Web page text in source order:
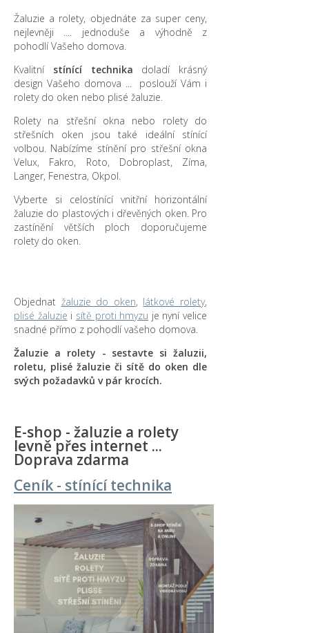
Žaluzie a rolety, objednáte za super ceny,
nejlevněji .... jednoduše a výhodně z
pohodlí Vašeho domova.
Kvalitní stínící technika doladí krásný
design Vašeho domova ... poslouží Vám i
rolety do oken nebo plisé žaluzie.
Rolety na střešní okna nebo rolety do
střešních oken jsou také ideální stínící
volbou. Nabízíme stínění pro střešní okna
Velux, Fakro, Roto, Dobroplast, Zíma,
Langer, Fenestra, Okpol.
Vyberte si celostínící vnitřní horizontální
žaluzie do plastových i dřevěných oken. Pro
zastínění větších ploch doporučujeme
rolety do oken.
Objednat žaluzie do oken, látkové rolety,
plisé žaluzie i sítě proti hmyzu je nyní velice
snadné přímo z pohodlí vašeho domova.
Žaluzie a rolety - sestavte si žaluzii,
roletu, plisé žaluzie či sítě do oken dle
svých požadavků v pár krocích.
E-shop - žaluzie a rolety
levně přes internet ...
Doprava zdarma
Ceník - stínící technika